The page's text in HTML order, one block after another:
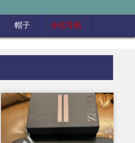
帽子 全站导航